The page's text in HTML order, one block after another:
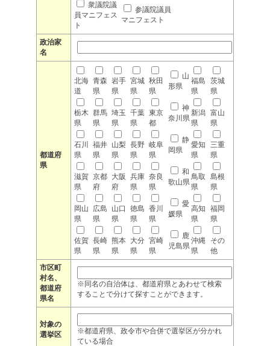
衆議院議
員マニフェス
ト
参議院議員
マニフェスト
政治家
名
都道府
県
北海
道
青森
県
岩手
県
宮城
県
秋田
県
山
形県
福島
県
茨城
県
栃木
県
群馬
県
埼玉
県
千葉
県
東京
都
神
奈川県
新潟
県
富山
県
石川
県
福井
県
山梨
県
長野
県
岐阜
県
静
岡県
愛知
県
三重
県
滋賀
県
京都
府
大阪
府
兵庫
県
奈良
県
和
歌山県
鳥取
県
島根
県
岡山
県
広島
県
山口
県
徳島
県
香川
県
愛
媛県
高知
県
福岡
県
佐賀
県
長崎
県
熊本
県
大分
県
宮崎
県
鹿
児島県
沖縄
県
その
他
市区町
村名、
都道府
県名
※同名の自治体は、都道府県とあわせて検索
することで分けて探すことができます。
対象の
選挙区
※都道府県、政令市や合併で選挙区が分かれ
ている場合